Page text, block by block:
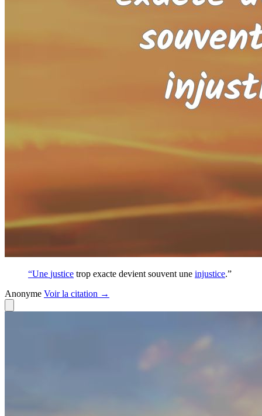
“Une justice trop exacte devient souvent une injustice.”
Anonyme Voirla citation →